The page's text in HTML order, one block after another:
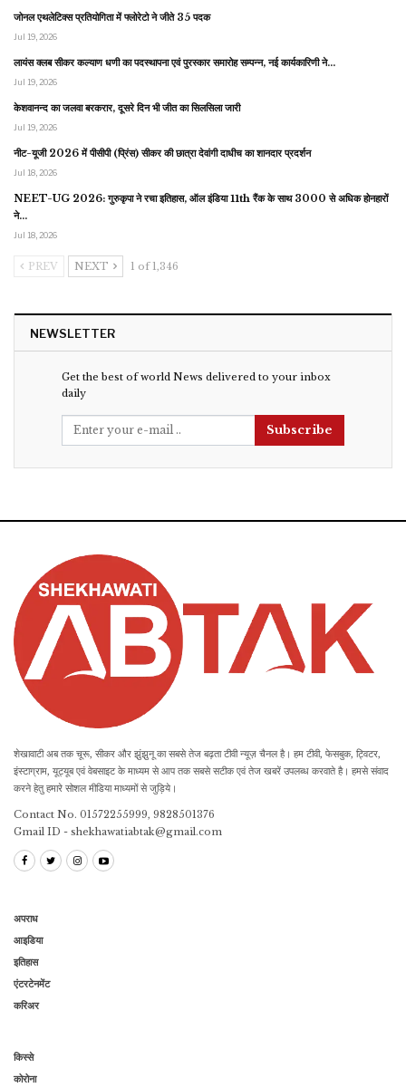
जोनल एथलेटिक्स प्रतियोगिता में फ्लोरेटो ने जीते 35 पदक
Jul 19, 2026
लायंस क्लब सीकर कल्याण धणी का पदस्थापना एवं पुरस्कार समारोह सम्पन्न, नई कार्यकारिणी ने…
Jul 19, 2026
केशवानन्द का जलवा बरकरार, दूसरे दिन भी जीत का सिलसिला जारी
Jul 19, 2026
नीट-यूजी 2026 में पीसीपी (प्रिंस) सीकर की छात्रा देवांगी दाधीच का शानदार प्रदर्शन
Jul 18, 2026
NEET-UG 2026: गुरुकृपा ने रचा इतिहास, ऑल इंडिया 11th रैंक के साथ 3000 से अधिक होनहारों
ने…
Jul 18, 2026
PREV NEXT 1 of 1,346
NEWSLETTER
Get the best of world News delivered to your inbox
daily
Subscribe
शेखावाटी अब तक चूरू, सीकर और झुंझुनू का सबसे तेज बढ़ता टीवी न्यूज़ चैनल है। हम टीवी, फेसबुक, ट्विटर,
इंस्टाग्राम, यूट्यूब एवं वेबसाइट के माध्यम से आप तक सबसे सटीक एवं तेज खबरें उपलब्ध करवाते है। हमसे संवाद
करने हेतु हमारे सोशल मीडिया माध्यमों से जुड़िये।
Contact No. 01572255999, 9828501376
Gmail ID - shekhawatiabtak@gmail.com
अपराध
आइडिया
इतिहास
एंटरटेनमेंट
करिअर
किस्से
कोरोना